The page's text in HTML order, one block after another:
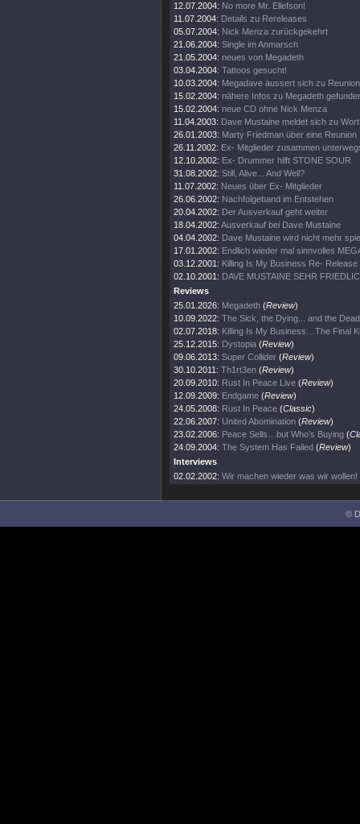
12.07.2004: No more Mr. Ellefson!
11.07.2004: Details zu Rereleases
05.07.2004: Nick Menza zurückgekehrt
21.06.2004: Single im Anmarsch
21.05.2004: neues von Megadeth
03.04.2004: Tattoos gesucht!
10.03.2004: Megadave äussert sich zu Reunion
15.02.2004: nähere Infos zu Megadeth
15.02.2004: neue CD ohne Nick Menza
11.04.2003: Dave Mustaine meldet sich zu Wort
26.01.2003: Marty Friedman über eine Reunion
26.11.2002: Ex- Mitglieder zusammen
12.10.2002: Ex- Drummer hilft STONE SOUR
31.08.2002: Still, Alive... And Well?
11.07.2002: Neues über Ex- Mitglieder
26.06.2002: Nachfolgeband im Entstehen
20.04.2002: Der Ausverkauf geht weiter
18.04.2002: Ausverkauf bei Dave Mustaine
04.04.2002: Dave Mustaine wird nicht mehr
17.01.2002: Endlich wieder mal sinnvolles
03.12.2001: Killing Is My Business Re- Release
02.10.2001: DAVE MUSTAINE SEHR
Reviews
25.01.2026: Megadeth (Review)
10.09.2022: The Sick, the Dying... and the
02.07.2018: Killing Is My Business…The Final
25.12.2015: Dystopia (Review)
09.06.2013: Super Collider (Review)
30.10.2011: Th1rt3en (Review)
20.09.2010: Rust In Peace Live (Review)
12.09.2009: Endgame (Review)
24.05.2008: Rust In Peace (Classic)
22.06.2007: United Abomination (Review)
23.02.2006: Peace Sells…but Who’s Buying (
24.09.2004: The System Has Failed (Review)
Interviews
02.02.2002: Wir machen wieder was wir wollen!
©